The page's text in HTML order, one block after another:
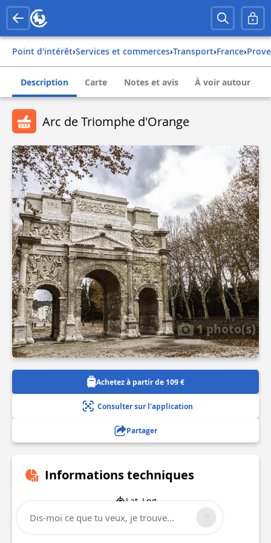
Point d'intérêt› Services et commerces› Transport› france›
Description Carte Notes et avis À voir autour
Arc de Triomphe d'Orange
1 photo(s)
Achetez à partir de 109 €
Consulter sur l'application
Partager
Informations techniques
Lat, Lng
44.1423058
4.8047524
Dis-moi ce que tu veux, je trouve...